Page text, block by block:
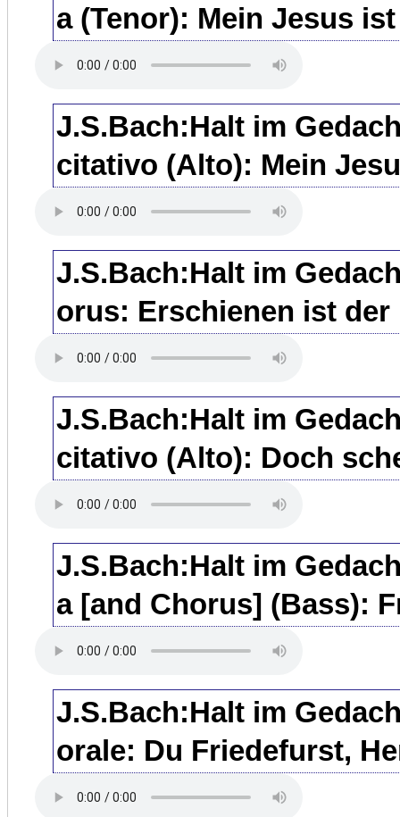
a (Tenor): Mein Jesus
J.S.Bach:Halt im
citativo (Alto): Mein
J.S.Bach:Halt im
orus: Erschienen ist der
J.S.Bach:Halt im
citativo (Alto): Doch
J.S.Bach:Halt im
a [and Chorus] (Bass):
J.S.Bach:Halt im
orale: Du Friedefurst,